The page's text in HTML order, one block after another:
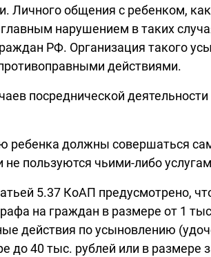
общения с ребенком,
нарушением в таких
РФ. Организация такого
действиями.
посреднической
ребенка должны совершаться
пользуются чьими-либо
5.37 КоАП предусмотрено,
на граждан в размере от 1
действия по усыновлению
40 тыс. рублей или в размере